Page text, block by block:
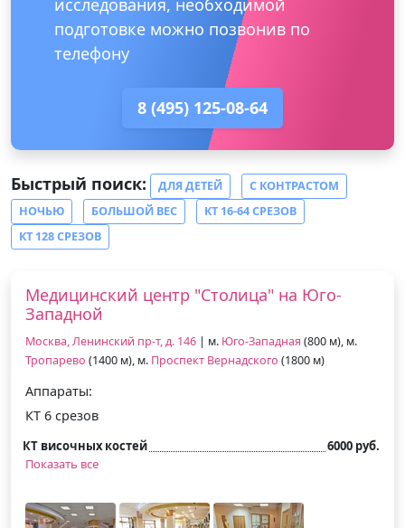
подготовке можно позвонив по
телефону
8 (495) 125-08-64
Быстрый поиск: ДЛЯ ДЕТЕЙ
С КОНТРАСТОМ
НОЧЬЮ
БОЛЬШОЙ ВЕС
КТ 16-64 СРЕЗОВ
КТ 128 СРЕЗОВ
Медицинский центр "Столица" на Юго-
Западной
Москва, Ленинский пр-т, д. 146 | м. Юго-Западная (800 м), м.
Тропарево (1400 м), м. Проспект Вернадского (1800 м)
Аппараты:
КТ 6 срезов
КТ височных костей
6000 руб.
Показать все